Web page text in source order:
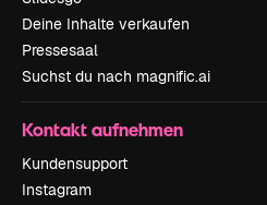
Deine Inhalte verkaufen
Pressesaal
Suchst du nach magnific.ai
Kontakt aufnehmen
Kundensupport
Instagram